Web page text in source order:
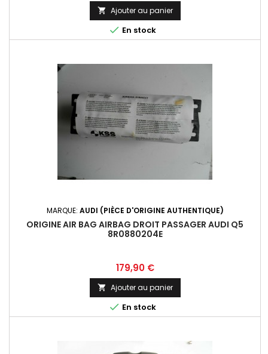
 Ajouter au panier
 En stock
MARQUE: AUDI (PIÈCE D'ORIGINE AUTHENTIQUE)
ORIGINE AIR BAG AIRBAG DROIT PASSAGER AUDI Q5
8R0880204E
Prix
179,90 €
 Ajouter au panier
 En stock